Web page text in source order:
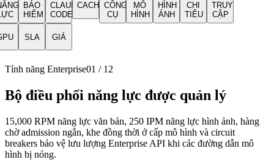
BẢO
HIỂM
CLAUDE
CODE
CACHECÔNG
CỤ
MÔ
HÌNH
HÌNH
ẢNH
CHI
TIÊU
TRUY
CẬP
SLA GIÁ
Tính năng Enterprise01 / 12
Bộ điều phối năng lực được quản lý
15,000 RPM năng lực văn bản, 250 IPM năng lực hình ảnh, hàng
chờ admission ngắn, khe đồng thời ở cấp mô hình và circuit
breakers bảo vệ lưu lượng Enterprise API khi các đường dẫn mô
hình bị nóng.